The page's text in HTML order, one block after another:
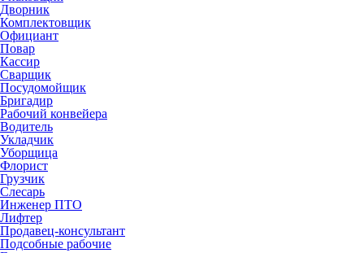
Дворник
Комплектовщик
Официант
Повар
Кассир
Сварщик
Посудомойщик
Бригадир
Рабочий конвейера
Водитель
Укладчик
Уборщица
Флорист
Грузчик
Слесарь
Инженер ПТО
Лифтер
Продавец-консультант
Подсобные рабочие